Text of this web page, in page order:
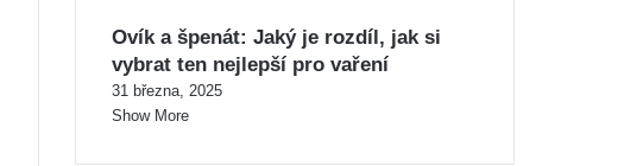
Ovík a špenát: Jaký je rozdíl, jak si
vybrat ten nejlepší pro vaření
31 března, 2025
Show More